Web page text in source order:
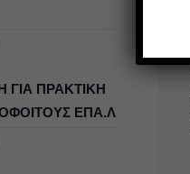
ΓΙΑ ΠΡΑΚΤΙΚΗ
ΕΠΑ.Λ